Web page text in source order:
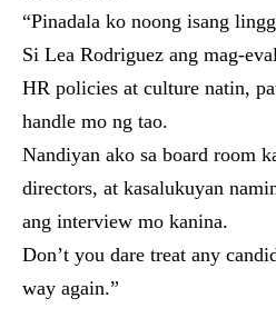
“Pinadala ko noong isang
Si Lea Rodriguez ang mag-
HR policies at culture natin,
handle mo ng tao.
Nandiyan ako sa board room
directors, at kasalukuyan
ang interview mo kanina.
Don’t you dare treat any
way again.”